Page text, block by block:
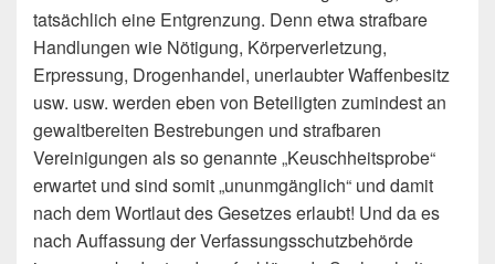
tatsächlich eine Entgrenzung. Denn etwa strafbare
Handlungen wie Nötigung, Körperverletzung,
Erpressung, Drogenhandel, unerlaubter Waffenbesitz
usw. usw. werden eben von Beteiligten zumindest an
gewaltbereiten Bestrebungen und strafbaren
Vereinigungen als so genannte „Keuschheitsprobe“
erwartet und sind somit „ununmgänglich“ und damit
nach dem Wortlaut des Gesetzes erlaubt! Und da es
nach Auffassung der Verfassungsschutzbehörde